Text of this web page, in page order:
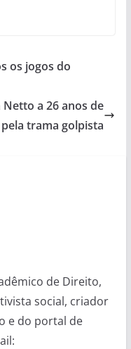
os jogos do
a 26 anos de
trama golpista
de Direito,
social, criador
e do portal de